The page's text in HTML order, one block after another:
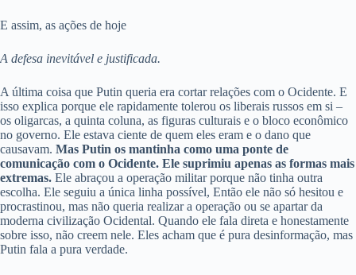
E assim, as ações de hoje
A defesa inevitável e justificada.
A última coisa que Putin queria era cortar relações com o Ocidente. E
isso explica porque ele rapidamente tolerou os liberais russos em si –
os oligarcas, a quinta coluna, as figuras culturais e o bloco econômico
no governo. Ele estava ciente de quem eles eram e o dano que
causavam. Mas Putin os mantinha como uma ponte de
comunicação com o Ocidente. Ele suprimiu apenas as formas mais
extremas. Ele abraçou a operação militar porque não tinha outra
escolha. Ele seguiu a única linha possível, Então ele não só hesitou e
procrastinou, mas não queria realizar a operação ou se apartar da
moderna civilização Ocidental. Quando ele fala direta e honestamente
sobre isso, não creem nele. Eles acham que é pura desinformação, mas
Putin fala a pura verdade.